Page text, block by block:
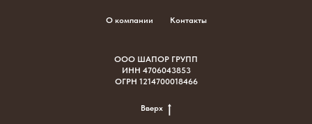
О компании Контакты
ООО ШАПОР ГРУПП
ИНН 4706043853
ОГРН 1214700018466
Вверх